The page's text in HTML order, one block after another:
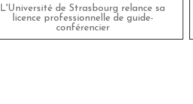
L'Université de Strasbourg relance sa
licence professionnelle de guide-
conférencier